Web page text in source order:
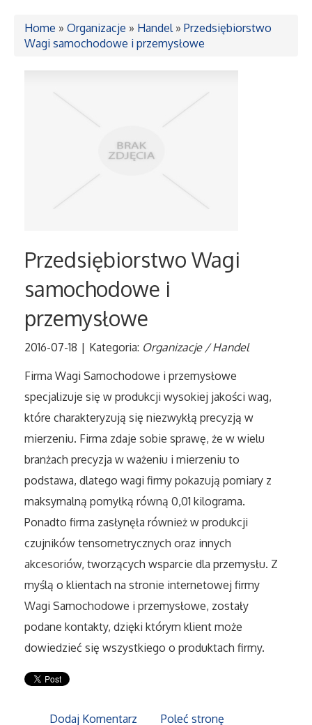
Konferencje, Sale Szkoleniowe
Tłumaczenia
Sprzedaż Interntowa
Wyposażenie Wnętrz
Wyposażenie Łazienki
Sport
Elektronika, RTV, AGD
Art. Dla Zwierząt
Ogród, Rośliny
Chemia
Art. Spożywcze
Materiały Eksploatacyjne
Elektronarzędzia
Home » Organizacje » Handel» Przedsiębiorstwo
Wagi samochodowe i przemysłowe
Przedsiębiorstwo Wagi
samochodowe i
przemysłowe
2016-07-18 | Kategoria: Organizacje / Handel
Firma Wagi Samochodowe i przemysłowe
specjalizuje się w produkcji wysokiej jakości wag,
które charakteryzują się niezwykłą precyzją w
mierzeniu. Firma zdaje sobie sprawę, że w wielu
branżach precyzja w ważeniu i mierzeniu to
podstawa, dlatego wagi firmy pokazują pomiary z
maksymalną pomyłką równą 0,01 kilograma.
Ponadto firma zasłynęła również w produkcji
czujników tensometrycznych oraz innych
akcesoriów, tworzących wsparcie dla przemysłu. Z
myślą o klientach na stronie internetowej firmy
Wagi Samochodowe i przemysłowe, zostały
podane kontakty, dzięki którym klient może
dowiedzieć się wszystkiego o produktach firmy.
Dodaj Komentarz Poleć stronę